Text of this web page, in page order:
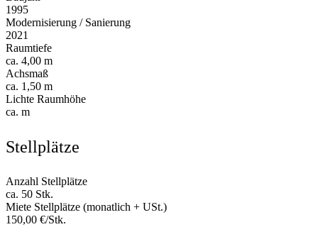
1995
Modernisierung / Sanierung
2021
Raumtiefe
ca. 4,00 m
Achsmaß
ca. 1,50 m
Lichte Raumhöhe
ca. m
Stellplätze
Anzahl Stellplätze
ca. 50 Stk.
Miete Stellplätze (monatlich + USt.)
150,00 €/Stk.